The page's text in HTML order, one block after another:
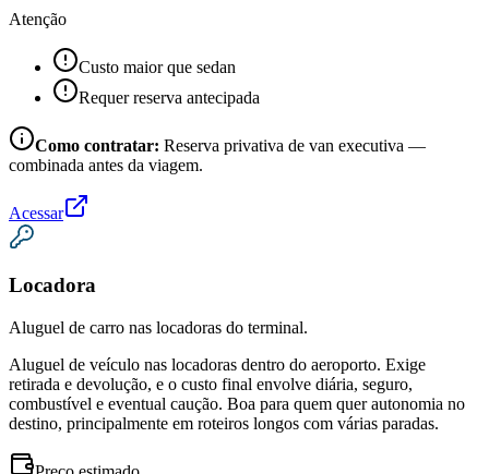
Atenção
Custo maior que sedan
Requer reserva antecipada
Como contratar: Reserva privativa de van executiva —
combinada antes da viagem.
Acessar
Locadora
Aluguel de carro nas locadoras do terminal.
Aluguel de veículo nas locadoras dentro do aeroporto. Exige
retirada e devolução, e o custo final envolve diária, seguro,
combustível e eventual caução. Boa para quem quer autonomia no
destino, principalmente em roteiros longos com várias paradas.